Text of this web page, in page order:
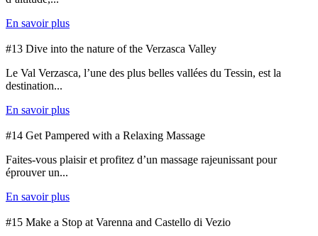
En savoir plus
#13 Dive into the nature of the Verzasca Valley
Le Val Verzasca, l’une des plus belles vallées du Tessin, est la
destination...
En savoir plus
#14 Get Pampered with a Relaxing Massage
Faites-vous plaisir et profitez d’un massage rajeunissant pour
éprouver un...
En savoir plus
#15 Make a Stop at Varenna and Castello di Vezio